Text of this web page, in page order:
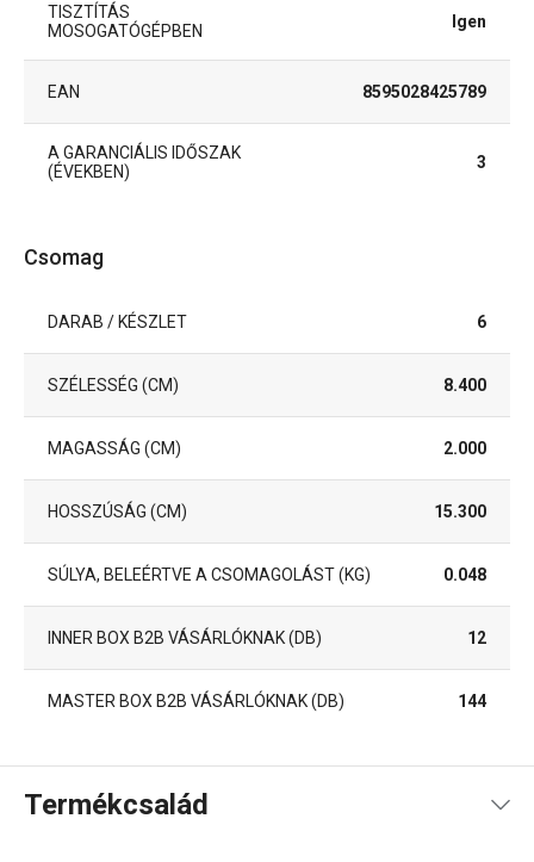
TISZTÍTÁS
MOSOGATÓGÉPBEN
Igen
EAN 8595028425789
A GARANCIÁLIS IDŐSZAK
(ÉVEKBEN)
3
Csomag
DARAB / KÉSZLET 6
SZÉLESSÉG (CM) 8.400
MAGASSÁG (CM) 2.000
HOSSZÚSÁG (CM) 15.300
SÚLYA, BELEÉRTVE A CSOMAGOLÁST (KG) 0.048
INNER BOX B2B VÁSÁRLÓKNAK (DB) 12
MASTER BOX B2B VÁSÁRLÓKNAK (DB) 144
Termékcsalád